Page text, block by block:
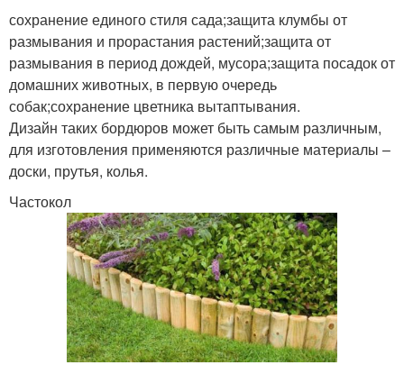
сохранение единого стиля сада;защита клумбы от
размывания и прорастания растений;защита от
размывания в период дождей, мусора;защита посадок от
домашних животных, в первую очередь
собак;сохранение цветника вытаптывания.
Дизайн таких бордюров может быть самым различным,
для изготовления применяются различные материалы –
доски, прутья, колья.
Частокол